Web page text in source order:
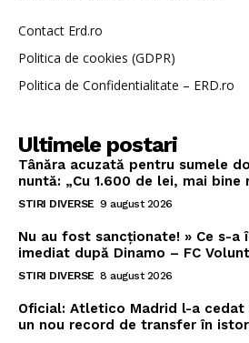
Contact Erd.ro
Politica de cookies (GDPR)
Politica de Confidentialitate – ERD.ro
Ultimele postari
Tânăra acuzată pentru sumele
nuntă: „Cu 1.600 de lei, mai bine
STIRI DIVERSE 9 august 2026
Nu au fost sancționate! » Ce s-
imediat după Dinamo – FC
STIRI DIVERSE 8 august 2026
Oficial: Atletico Madrid l-a cedat
un nou record de transfer în